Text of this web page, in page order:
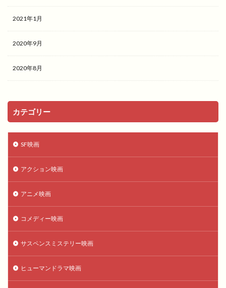
2021年1月
2020年9月
2020年8月
カテゴリー
SF映画
アクション映画
アニメ映画
コメディー映画
サスペンスミステリー映画
ヒューマンドラマ映画